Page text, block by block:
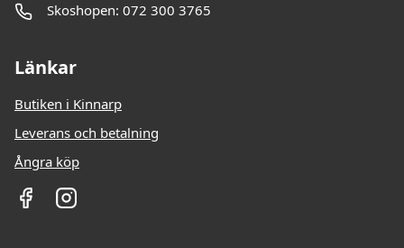
Skoshopen: 072 300 3765
Länkar
Butiken i Kinnarp
Leverans och betalning
Ångra köp